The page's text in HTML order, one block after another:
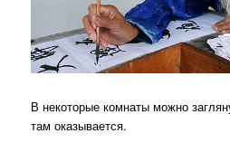
В некоторые комнаты можно
там оказывается.